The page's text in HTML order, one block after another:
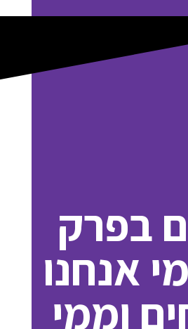
בפרק
אנחנו
וממי